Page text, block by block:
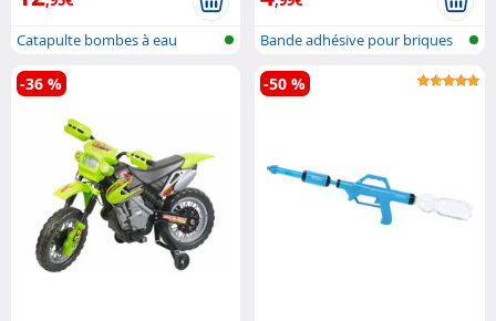
Catapulte bombes à eau
Bande adhésive pour briques
de cons..
-36 % -50 %